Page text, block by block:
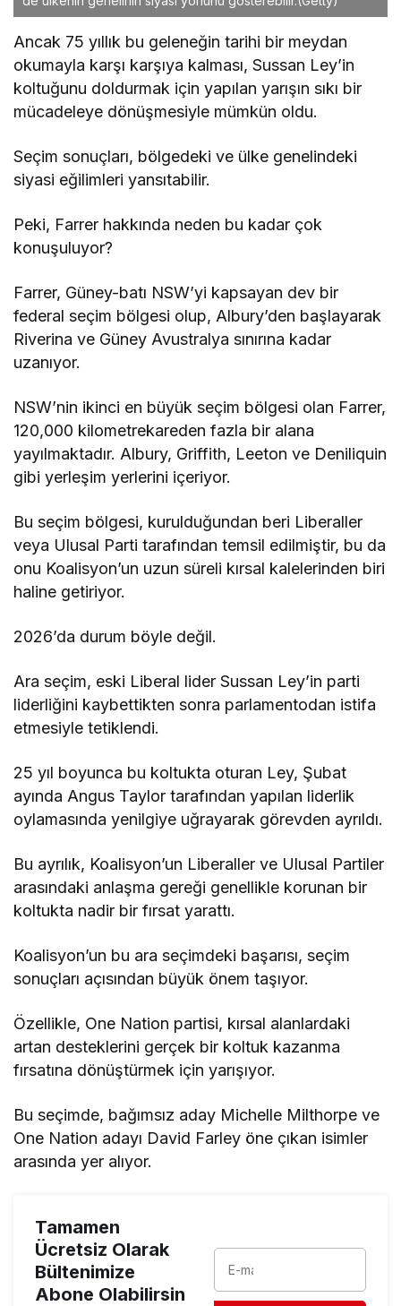
Ancak 75 yıllık bu geleneğin tarihi bir meydan
okumayla karşı karşıya kalması, Sussan Ley’in
koltuğunu doldurmak için yapılan yarışın sıkı bir
mücadeleye dönüşmesiyle mümkün oldu.
Seçim sonuçları, bölgedeki ve ülke genelindeki
siyasi eğilimleri yansıtabilir.
Peki, Farrer hakkında neden bu kadar çok
konuşuluyor?
Farrer, Güney-batı NSW’yi kapsayan dev bir
federal seçim bölgesi olup, Albury’den başlayarak
Riverina ve Güney Avustralya sınırına kadar
uzanıyor.
NSW’nin ikinci en büyük seçim bölgesi olan Farrer,
120,000 kilometrekareden fazla bir alana
yayılmaktadır. Albury, Griffith, Leeton ve Deniliquin
gibi yerleşim yerlerini içeriyor.
Bu seçim bölgesi, kurulduğundan beri Liberaller
veya Ulusal Parti tarafından temsil edilmiştir, bu da
onu Koalisyon’un uzun süreli kırsal kalelerinden biri
haline getiriyor.
2026’da durum böyle değil.
Ara seçim, eski Liberal lider Sussan Ley’in parti
liderliğini kaybettikten sonra parlamentodan istifa
etmesiyle tetiklendi.
25 yıl boyunca bu koltukta oturan Ley, Şubat
ayında Angus Taylor tarafından yapılan liderlik
oylamasında yenilgiye uğrayarak görevden ayrıldı.
Bu ayrılık, Koalisyon’un Liberaller ve Ulusal Partiler
arasındaki anlaşma gereği genellikle korunan bir
koltukta nadir bir fırsat yarattı.
Koalisyon’un bu ara seçimdeki başarısı, seçim
sonuçları açısından büyük önem taşıyor.
Özellikle, One Nation partisi, kırsal alanlardaki
artan desteklerini gerçek bir koltuk kazanma
fırsatına dönüştürmek için yarışıyor.
Bu seçimde, bağımsız aday Michelle Milthorpe ve
One Nation adayı David Farley öne çıkan isimler
arasında yer alıyor.
Tamamen
Ücretsiz Olarak
Bültenimize
Abone Olabilirsin